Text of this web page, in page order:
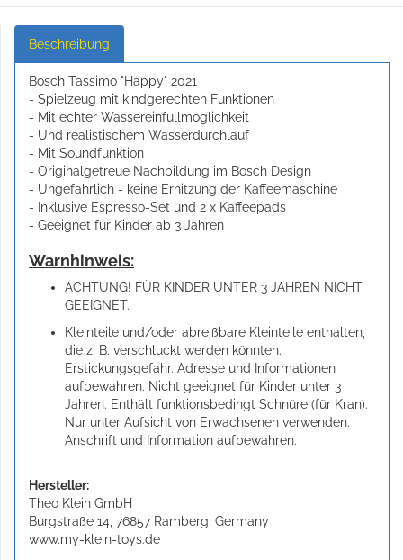
Beschreibung
Bosch Tassimo "Happy" 2021
- Spielzeug mit kindgerechten Funktionen
- Mit echter Wassereinfüllmöglichkeit
- Und realistischem Wasserdurchlauf
- Mit Soundfunktion
- Originalgetreue Nachbildung im Bosch Design
- Ungefährlich - keine Erhitzung der Kaffeemaschine
- Inklusive Espresso-Set und 2 x Kaffeepads
- Geeignet für Kinder ab 3 Jahren
Warnhinweis:
ACHTUNG! FÜR KINDER UNTER 3 JAHREN NICHT
GEEIGNET.
Kleinteile und/oder abreißbare Kleinteile enthalten,
die z. B. verschluckt werden könnten.
Erstickungsgefahr. Adresse und Informationen
aufbewahren. Nicht geeignet für Kinder unter 3
Jahren. Enthält funktionsbedingt Schnüre (für Kran).
Nur unter Aufsicht von Erwachsenen verwenden.
Anschrift und Information aufbewahren.
Hersteller:
Theo Klein GmbH
Burgstraße 14, 76857 Ramberg, Germany
www.my-klein-toys.de